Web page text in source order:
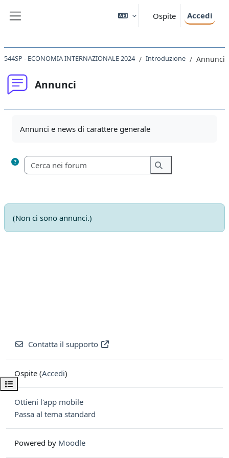
Ospite Accedi
Apri indice del corso
544SP - ECONOMIA INTERNAZIONALE 2024 Introduzione Annunci
Annunci
Annunci e news di carattere generale
Cerca nei forum
Cerca nei forum
(Non ci sono annunci.)
Contatta il supporto
Ospite (Accedi)
Ottieni l'app mobile
Passa al tema standard
Powered by Moodle